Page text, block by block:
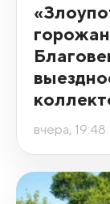
вчера, 19:48